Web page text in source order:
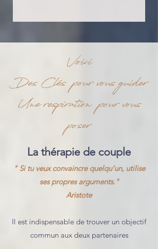
Voici
Des Clés pour vous guider
Une respiration pour vous
poser
La thérapie de couple
" Si tu veux convaincre quelqu'un, utilise
ses propres arguments."
Aristote
Il est indispensable de trouver un objectif
commun aux deux partenaires